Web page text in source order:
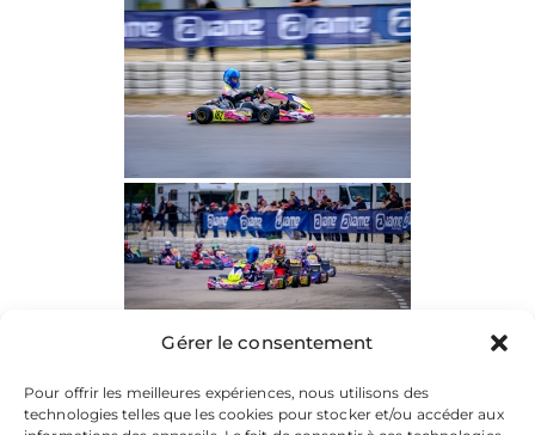
Gérer le consentement
Pour offrir les meilleures expériences, nous utilisons des
technologies telles que les cookies pour stocker et/ou accéder aux